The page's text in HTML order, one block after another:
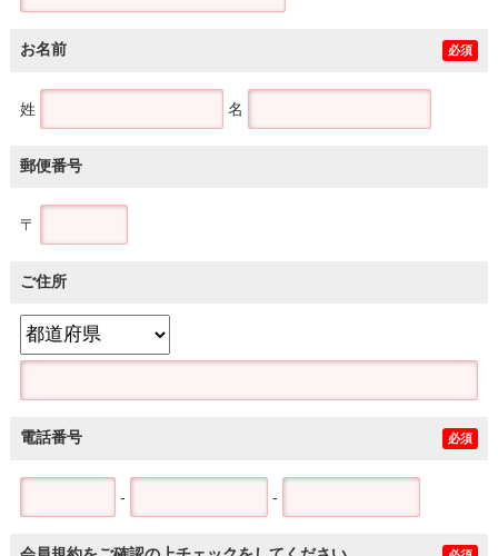
お名前 必須
姓 名
郵便番号
〒
ご住所
電話番号 必須
- -